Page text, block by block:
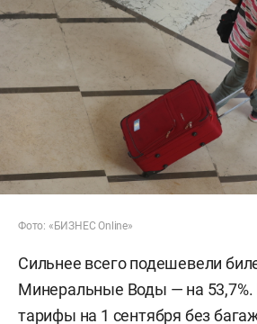
Фото: «БИЗНЕС Online»
Сильнее всего подешевели
Минеральные Воды — на
тарифы на 1 сентября без